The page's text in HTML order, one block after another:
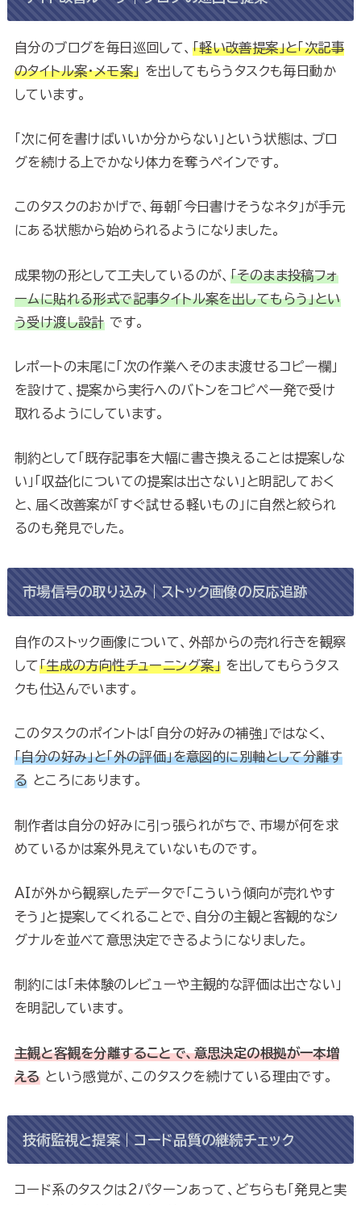
自分のブログを毎日巡回して、 「軽い改善提案」と「次記事
のタイトル案・メモ案」 を出してもらうタスクも毎日動か
しています。
「次に何を書けばいいか分からない」という状態は、ブロ
グを続ける上でかなり体力を奪うペインです。
このタスクのおかげで、毎朝「今日書けそうなネタ」が手元
にある状態から始められるようになりました。
成果物の形として工夫しているのが、 「そのまま投稿フォ
ームに貼れる形式で記事タイトル案を出してもらう」とい
う受け渡し設計です。
レポートの末尾に「次の作業へそのまま渡せるコピー欄」
を設けて、提案から実行へのバトンをコピペ一発で受け
取れるようにしています。
制約として「既存記事を大幅に書き換えることは提案しな
い」「収益化についての提案は出さない」と明記しておく
と、届く改善案が「すぐ試せる軽いもの」に自然と絞られ
るのも発見でした。
市場信号の取り込み｜ストック画像の反応追跡
自作のストック画像について、外部からの売れ行きを観察
して「生成の方向性チューニング案」を出してもらうタス
クも仕込んでいます。
このタスクのポイントは「自分の好みの補強」ではなく、
「自分の好み」と「外の評価」を意図的に別軸として分離す
る ところにあります。
制作者は自分の好みに引っ張られがちで、市場が何を求
めているかは案外見えていないものです。
AIが外から観察したデータで「こういう傾向が売れやす
そう」と提案してくれることで、自分の主観と客観的なシ
グナルを並べて意思決定できるようになりました。
制約には「未体験のレビューや主観的な評価は出さない」
を明記しています。
主観と客観を分離することで、意思決定の根拠が一本増
えるという感覚が、このタスクを続けている理由です。
技術監視と提案｜コード品質の継続チェック
コード系のタスクは2パターンあって、どちらも「発見と実